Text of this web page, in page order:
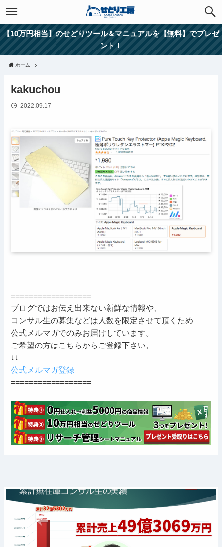
【10万円相当】のせどりツール＆マニュアルを【無料】でプレゼ
ント！
ホーム
kakuchou
2022.09.17
==================
ブログではお伝え出来ない新鮮な情報や、
コンサル生の募集などは人数を限定させて頂くため
公式メルマガでのみお届けしています。
ご希望の方はこちらからご登録下さい。
↓↓
公式メルマガ登録
==================